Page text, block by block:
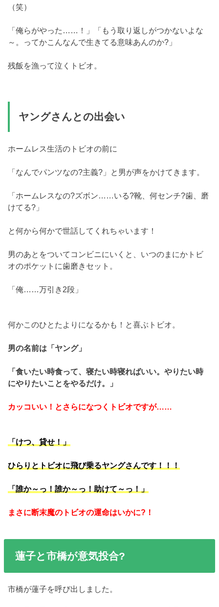
（笑）
「俺らがやった……！」「もう取り返しがつかないよな
～。ってかこんなんで生きてる意味あんのか?」
残飯を漁って泣くトビオ。
ヤングさんとの出会い
ホームレス生活のトビオの前に
「なんでパンツなの?主義?」と男が声をかけてきます。
「ホームレスなの?ズボン……いる?靴、何センチ?歯、磨
けてる?」
と何から何かで世話してくれちゃいます！
男のあとをついてコンビニにいくと、いつのまにかトビ
オのポケットに歯磨きセット。
「俺……万引き2段」
何かこのひとたよりになるかも！と喜ぶトビオ。
男の名前は「ヤング」
「食いたい時食って、寝たい時寝ればいい。やりたい時
にやりたいことをやるだけ。」
カッコいい！とさらになつくトビオですが……
「けつ、貸せ！」
ひらりとトビオに飛び乗るヤングさんです！！！
「誰か～っ！誰か～っ！助けて～っ！」
まさに断末魔のトビオの運命はいかに?！
蓮子と市橋が意気投合?
市橋が蓮子を呼び出しました。